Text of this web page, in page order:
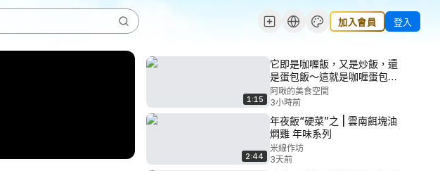
加入會員 登入
1:15
它即是咖喱飯，又是炒飯，還
是蛋包飯～這就是咖喱蛋包
飯！
阿啾的美食空間
3小時前
2:44
年夜飯“硬菜”之 | 雲南餌塊油
燜雞 年味系列
米線作坊
3天前